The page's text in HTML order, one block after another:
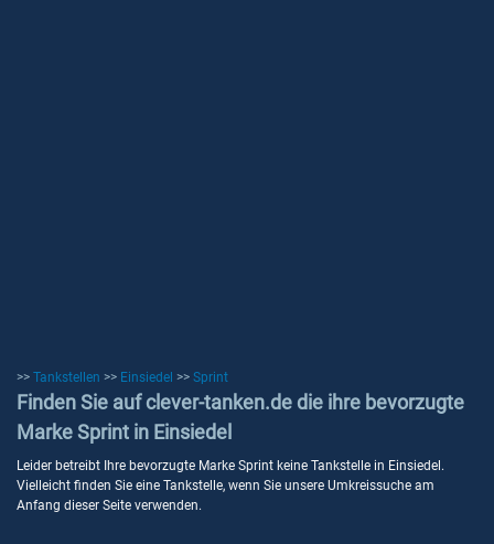
>> Tankstellen >> Einsiedel >> Sprint
Finden Sie auf clever-tanken.de die ihre bevorzugte
Marke Sprint in Einsiedel
Leider betreibt Ihre bevorzugte Marke Sprint keine Tankstelle in Einsiedel.
Vielleicht finden Sie eine Tankstelle, wenn Sie unsere Umkreissuche am
Anfang dieser Seite verwenden.